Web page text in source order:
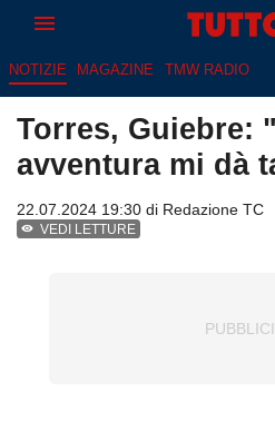
NOTIZIE MAGAZINE TMW RADIO
Torres, Guiebre:
avventura mi dà
22.07.2024 19:30 di Redazione TC
VEDI LETTURE